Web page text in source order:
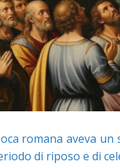
romana aveva
di riposo e di